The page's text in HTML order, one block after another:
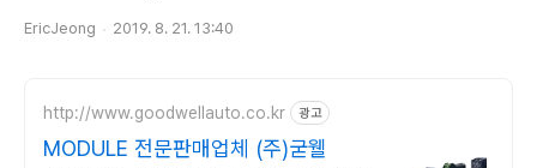
EricJeong 2019. 8. 21. 13:40
http://www.goodwellauto.co.kr 광고
MODULE 전문판매업체 (주)굳웰